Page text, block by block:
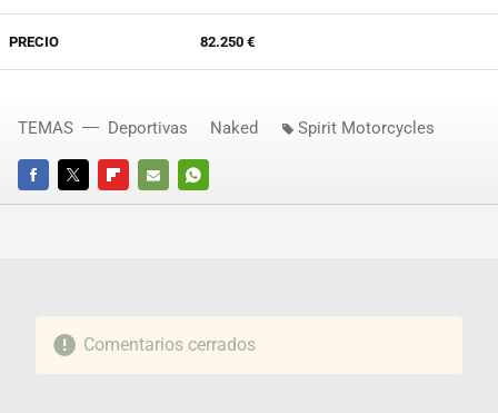
PRECIO 82.250 €
FACEBOOKTWITTERFLIPBOARD
E-
WHATSAPP
TEMAS Deportivas Naked Spirit Motorcycles
Comentarios cerrados